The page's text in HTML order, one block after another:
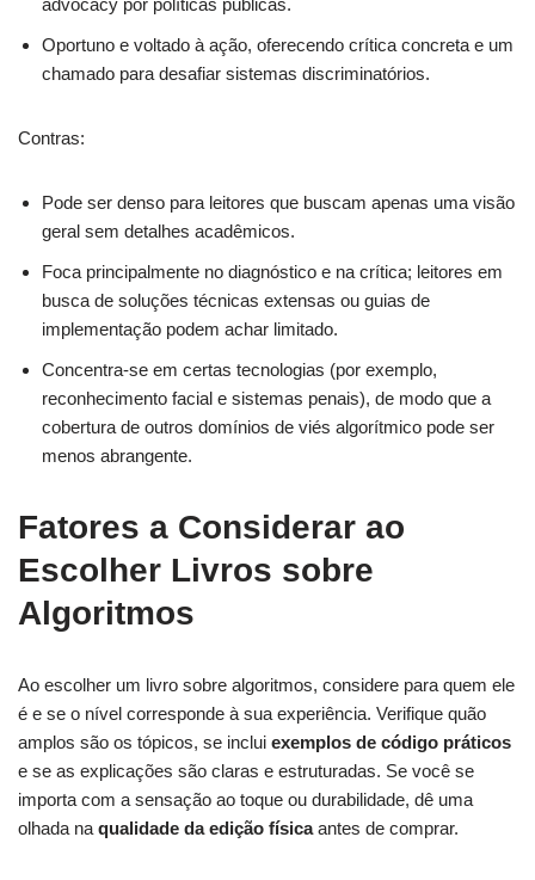
Oportuno e voltado à ação, oferecendo crítica concreta e um
chamado para desafiar sistemas discriminatórios.
Contras:
Pode ser denso para leitores que buscam apenas uma visão
geral sem detalhes acadêmicos.
Foca principalmente no diagnóstico e na crítica; leitores em
busca de soluções técnicas extensas ou guias de
implementação podem achar limitado.
Concentra-se em certas tecnologias (por exemplo,
reconhecimento facial e sistemas penais), de modo que a
cobertura de outros domínios de viés algorítmico pode ser
menos abrangente.
Fatores a Considerar ao
Escolher Livros sobre
Algoritmos
Ao escolher um livro sobre algoritmos, considere para quem ele
é e se o nível corresponde à sua experiência. Verifique quão
amplos são os tópicos, se inclui exemplos de código práticos
e se as explicações são claras e estruturadas. Se você se
importa com a sensação ao toque ou durabilidade, dê uma
olhada na qualidade da edição físicaantes de comprar.